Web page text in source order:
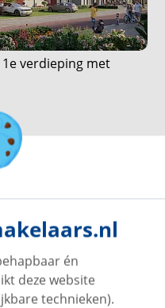
stukje nostalgie terug
wordt voldaan
van vandaag. De
weer de glans die het
verdieping met
én
deze website
technieken).